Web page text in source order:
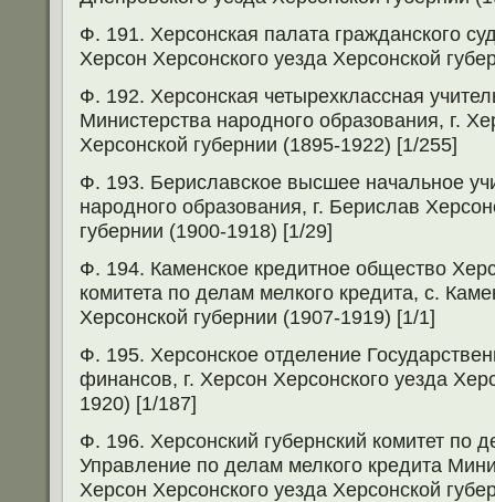
Ф. 191. Херсонская палата гражданского
Херсон Херсонского уезда Херсонской
Ф. 192. Херсонская четырехклассная
Министерства народного образования, г.
Херсонской губернии (1895-1922) [1/255]
Ф. 193. Бериславское высшее начальное
народного образования, г. Берислав
губернии (1900-1918) [1/29]
Ф. 194. Каменское кредитное общество
комитета по делам мелкого кредита, с.
Херсонской губернии (1907-1919) [1/1]
Ф. 195. Херсонское отделение
финансов, г. Херсон Херсонского уезда
1920) [1/187]
Ф. 196. Херсонский губернский комитет по
Управление по делам мелкого кредита
Херсон Херсонского уезда Херсонской